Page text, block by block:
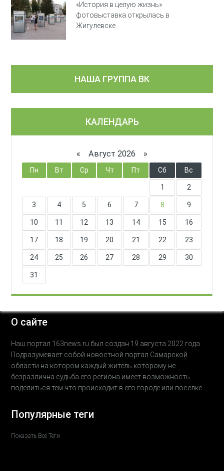
«История в целую жизнь»
фотовыставка открылась в
Жигулевске.
НАША ГРУППА ВК
КАЛЕНДАРЬ
« Август 2026 »
Пн Вт Ср Чт Пт Сб Вс
1 2
3 4 5 6 7 8 9
10 11 12 13 14 15 16
17 18 19 20 21 22 23
24 25 26 27 28 29 30
31
О сайте
Наш портал 163news.ru был создан 19 августа 2022 года.
Подразумевает собой новостной портал Самарской
области на котором каждый житель которому не
безразлична судьба его региона имеет возможность
поделиться тем что происходит в его городе или поселке. .
Популярные теги
Показать Все Теги